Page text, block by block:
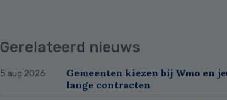
Gerelateerd nieuws
5 aug 2026
Gemeenten kiezen bij Wmo en
lange contracten